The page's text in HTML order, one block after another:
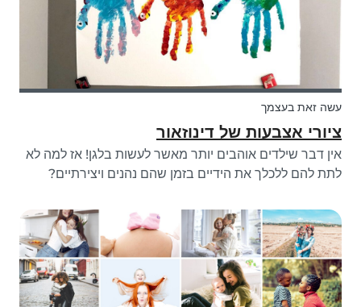
עשה זאת בעצמך
ציורי אצבעות של דינוזאור
אין דבר שילדים אוהבים יותר מאשר לעשות בלגן! אז למה לא
לתת להם ללכלך את הידיים בזמן שהם נהנים ויצירתיים?
מהירה והרבה כיף לקטנטנים.